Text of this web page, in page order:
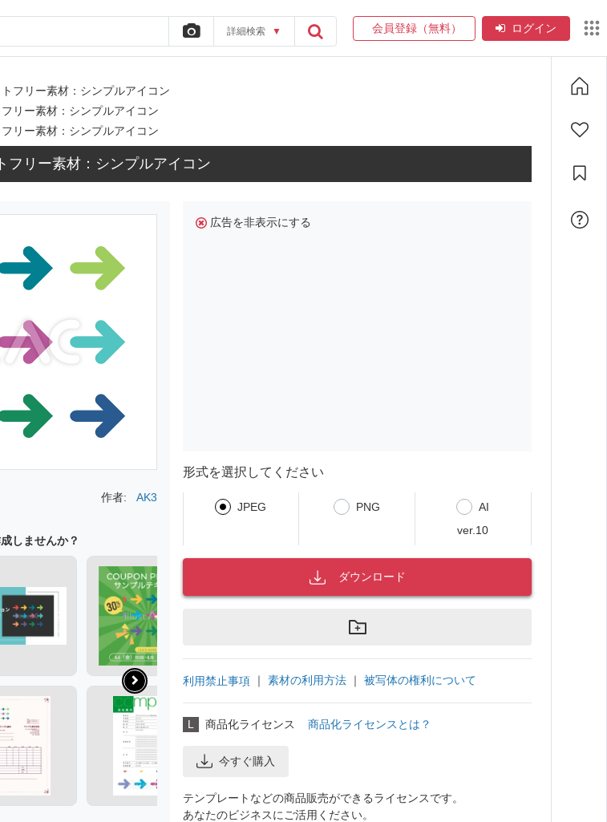
詳細検索 ▼ 会員登録（無料） ログイン
フリー素材：シンプルアイコン
リー素材：シンプルアイコン
リー素材：シンプルアイコン
フリー素材：シンプルアイコン
作者: AK3
しませんか？
広告を非表示にする
形式を選択してください
JPEG PNG
AI
ver.10
ダウンロード
利用禁止事項 ｜ 素材の利用方法 ｜ 被写体の権利について
L 商品化ライセンス 商品化ライセンスとは？
今すぐ購入
テンプレートなどの商品販売ができるライセンスです。
あなたのビジネスにご活用ください。